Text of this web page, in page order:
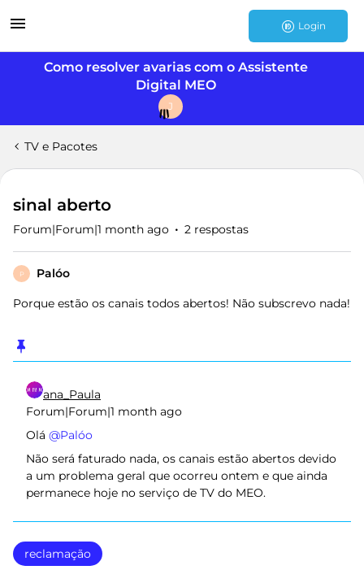
Login
Como resolver avarias com o Assistente
Digital MEO
J
TV e Pacotes
sinal aberto
Forum|Forum|1 month ago 2 respostas
P Palóo
Porque estão os canais todos abertos! Não subscrevo nada!
ana_Paula
Forum|Forum|1 month ago
Olá ​ @Palóo
Não será faturado nada, os canais estão abertos devido
a um problema geral que ocorreu ontem e que ainda
permanece hoje no serviço de TV do MEO.
reclamação